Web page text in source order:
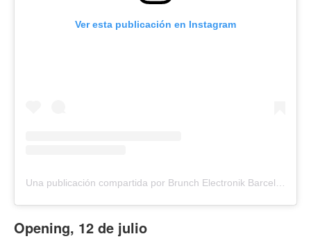
Ver esta publicación en Instagram
Opening, 12 de julio